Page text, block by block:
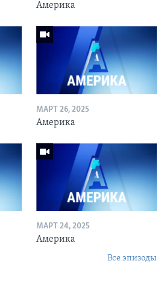
Америка
МАРТ 26, 2025
Америка
МАРТ 24, 2025
Америка
Все эпизоды